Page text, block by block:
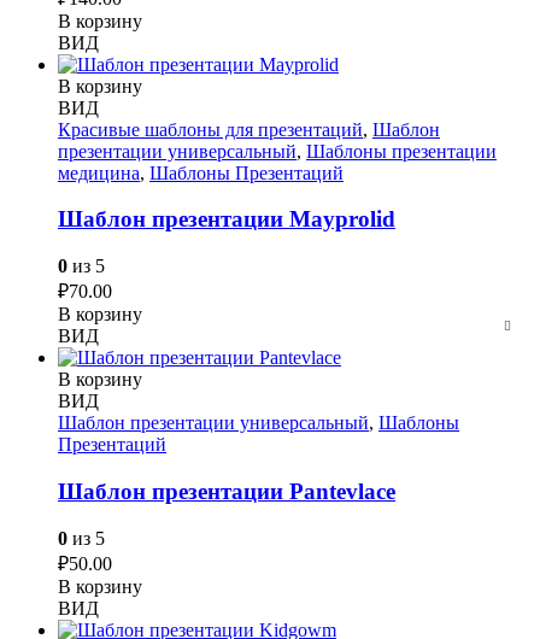
В корзину
ВИД
В корзину
ВИД
Красивые шаблоны для презентаций, Шаблон
презентации универсальный, Шаблоны презентации
медицина, Шаблоны Презентаций
Шаблон презентации Mayprolid
0 из 5
₽70.00
В корзину
ВИД
В корзину
ВИД
Шаблон презентации универсальный, Шаблоны
Презентаций
Шаблон презентации Pantevlace
0 из 5
₽50.00
В корзину
ВИД